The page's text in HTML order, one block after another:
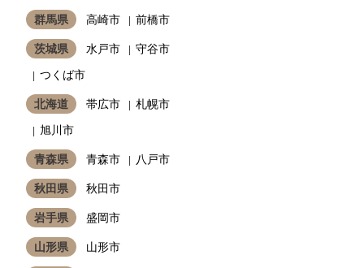
群馬県 高崎市 前橋市
茨城県 水戸市
守谷市
つくば市
北海道 帯広市
札幌市
旭川市
青森県 青森市 八戸市
秋田県 秋田市
岩手県 盛岡市
山形県 山形市